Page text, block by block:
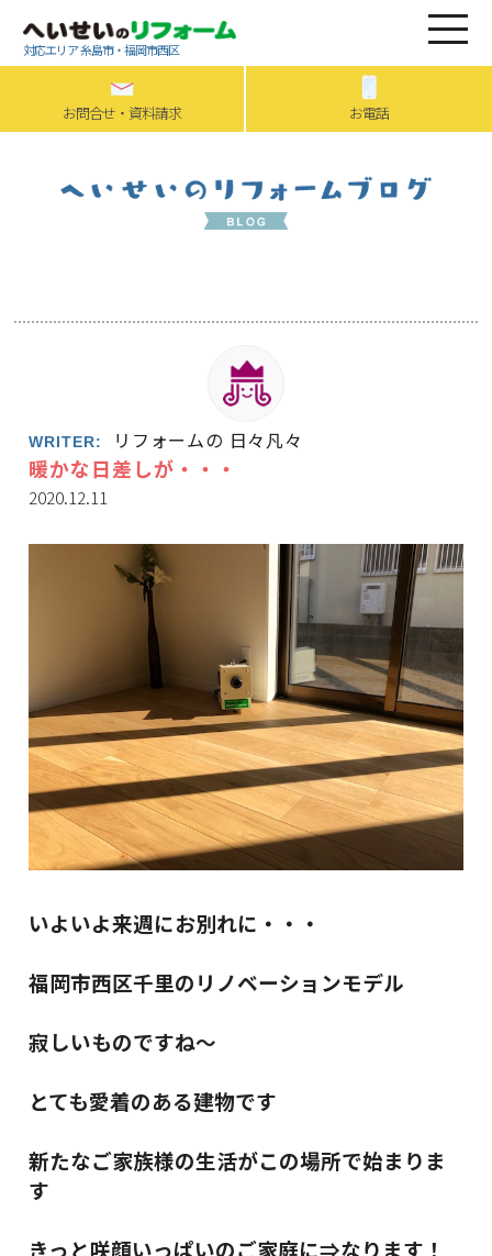
対応エリア 糸島市・福岡市西区
お問合せ・資料請求 お電話
WRITER: リフォームの 日々凡々
暖かな日差しが・・・
2020.12.11
いよいよ来週にお別れに・・・
福岡市西区千里のリノベーションモデル
寂しいものですね～
とても愛着のある建物です
新たなご家族様の生活がこの場所で始まりま
す
きっと咲顔いっぱいのご家庭に⇒なります！